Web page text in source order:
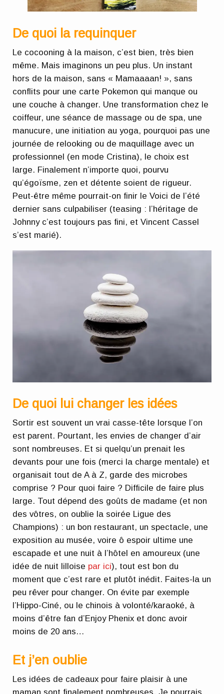
De quoi la requinquer
Le cocooning à la maison, c’est bien, très bien
même. Mais imaginons un peu plus. Un instant
hors de la maison, sans « Mamaaaan! », sans
conflits pour une carte Pokemon qui manque ou
une couche à changer. Une transformation chez le
coiffeur, une séance de massage ou de spa, une
manucure, une initiation au yoga, pourquoi pas une
journée de relooking ou de maquillage avec un
professionnel (en mode Cristina), le choix est
large. Finalement n’importe quoi, pourvu
qu’égoïsme, zen et détente soient de rigueur.
Peut-être même pourrait-on finir le Voici de l’été
dernier sans culpabiliser (teasing : l’héritage de
Johnny c’est toujours pas fini, et Vincent Cassel
s’est marié).
De quoi lui changer les idées
Sortir est souvent un vrai casse-tête lorsque l’on
est parent. Pourtant, les envies de changer d’air
sont nombreuses. Et si quelqu’un prenait les
devants pour une fois (merci la charge mentale) et
organisait tout de A à Z, garde des microbes
comprise ? Pour quoi faire ? Difficile de faire plus
large. Tout dépend des goûts de madame (et non
des vôtres, on oublie la soirée Ligue des
Champions) : un bon restaurant, un spectacle, une
exposition au musée, voire ô espoir ultime une
escapade et une nuit à l’hôtel en amoureux (une
idée de nuit lilloise par ici), tout est bon du
moment que c’est rare et plutôt inédit. Faites-la un
peu rêver pour changer. On évite par exemple
l’Hippo-Ciné, ou le chinois à volonté/karaoké, à
moins d’être fan d’Enjoy Phenix et donc avoir
moins de 20 ans…
Et j’en oublie
Les idées de cadeaux pour faire plaisir à une